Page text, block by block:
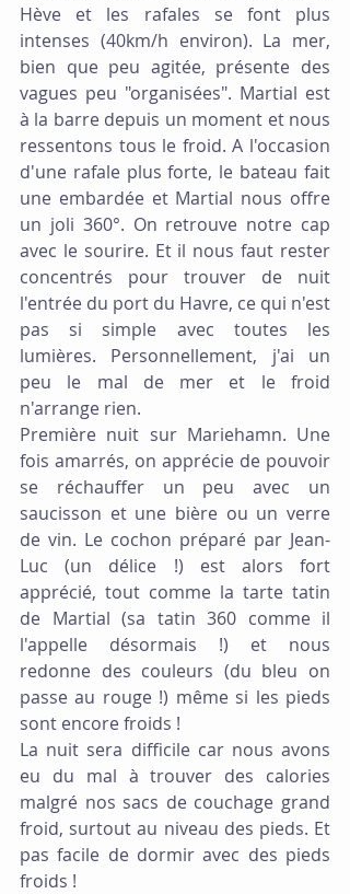
Hève et les rafales se font plus
intenses (40km/h environ). La mer,
bien que peu agitée, présente des
vagues peu "organisées". Martial est
à la barre depuis un moment et nous
ressentons tous le froid. A l'occasion
d'une rafale plus forte, le bateau fait
une embardée et Martial nous offre
un joli 360°. On retrouve notre cap
avec le sourire. Et il nous faut rester
concentrés pour trouver de nuit
l'entrée du port du Havre, ce qui n'est
pas si simple avec toutes les
lumières. Personnellement, j'ai un
peu le mal de mer et le froid
n'arrange rien.
Première nuit sur Mariehamn. Une
fois amarrés, on apprécie de pouvoir
se réchauffer un peu avec un
saucisson et une bière ou un verre
de vin. Le cochon préparé par Jean-
Luc (un délice !) est alors fort
apprécié, tout comme la tarte tatin
de Martial (sa tatin 360 comme il
l'appelle désormais !) et nous
redonne des couleurs (du bleu on
passe au rouge !) même si les pieds
sont encore froids !
La nuit sera difficile car nous avons
eu du mal à trouver des calories
malgré nos sacs de couchage grand
froid, surtout au niveau des pieds. Et
pas facile de dormir avec des pieds
froids !